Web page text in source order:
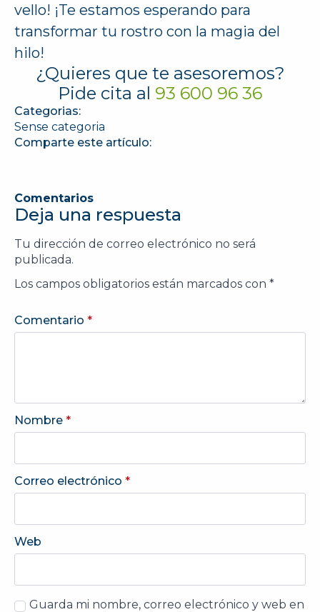
vello! ¡Te estamos esperando para
transformar tu rostro con la magia del
hilo!
¿Quieres que te asesoremos?
Pide cita al 93 600 96 36
Categorias:
Sense categoria
Comparte este artículo:
Comentarios
Deja una respuesta
Tu dirección de correo electrónico no será
publicada.
Los campos obligatorios están marcados con *
Comentario *
Nombre *
Correo electrónico *
Web
Guarda mi nombre, correo electrónico y web en